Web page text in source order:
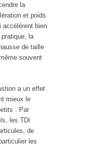
la
et poids
accélèrent bien
la
de taille
souvent
a un effet
mieux le
: Par
les TDi
de
les